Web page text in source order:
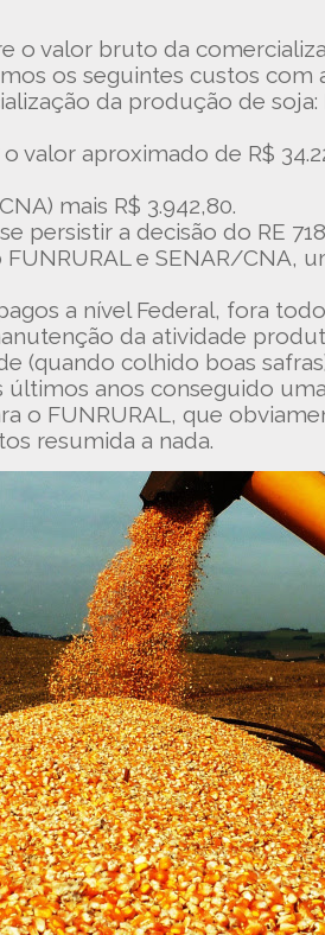
o valor bruto da
os seguintes custos com
da produção de
valor aproximado de R$
mais R$ 3.942,80.
persistir a decisão do RE
e SENAR/CNA,
a nível Federal, fora
da atividade
(quando colhido boas
anos conseguido
o FUNRURAL, que
resumida a nada.